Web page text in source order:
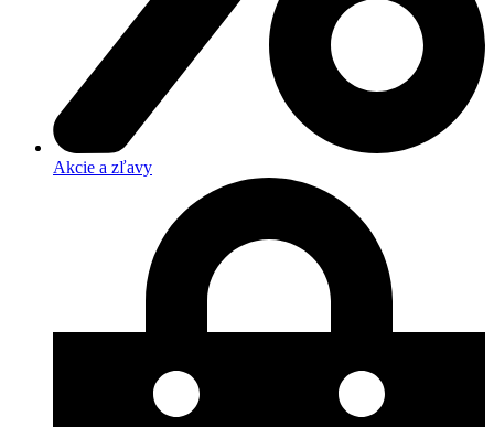
Akcie a zľavy